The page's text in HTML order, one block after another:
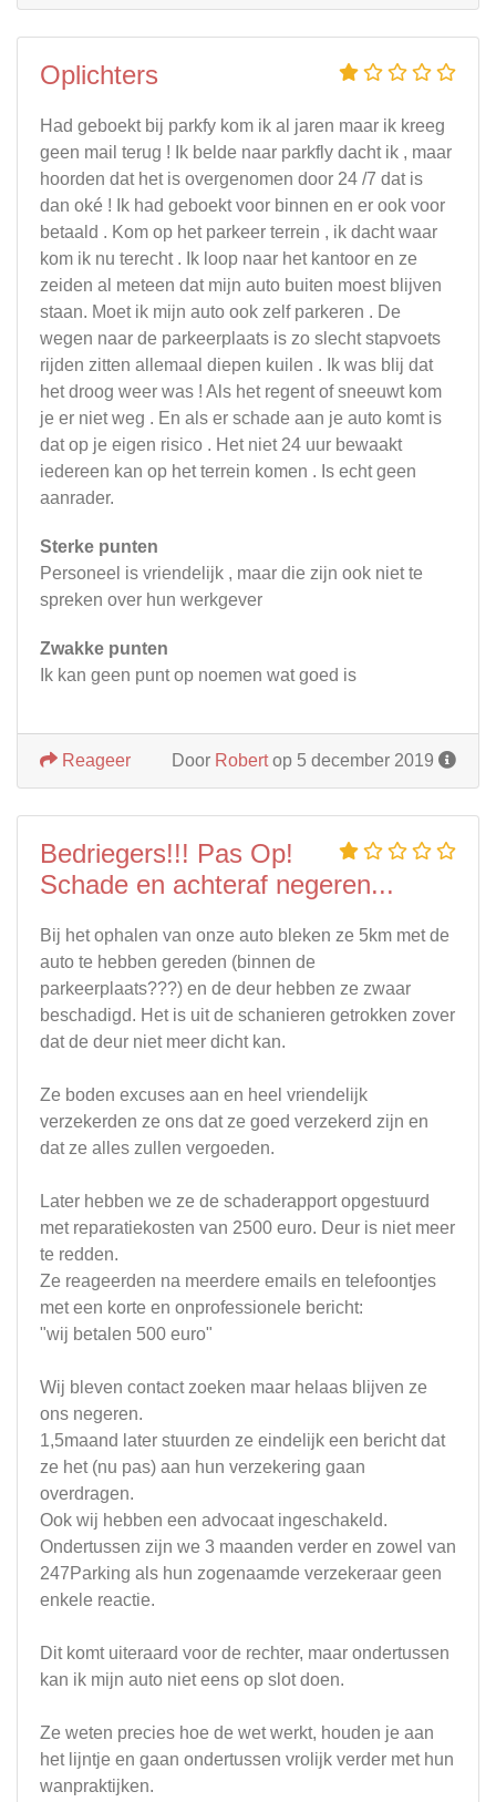
Oplichters
Had geboekt bij parkfy kom ik al jaren maar ik kreeg
geen mail terug ! Ik belde naar parkfly dacht ik , maar
hoorden dat het is overgenomen door 24 /7 dat is
dan oké ! Ik had geboekt voor binnen en er ook voor
betaald . Kom op het parkeer terrein , ik dacht waar
kom ik nu terecht . Ik loop naar het kantoor en ze
zeiden al meteen dat mijn auto buiten moest blijven
staan. Moet ik mijn auto ook zelf parkeren . De
wegen naar de parkeerplaats is zo slecht stapvoets
rijden zitten allemaal diepen kuilen . Ik was blij dat
het droog weer was ! Als het regent of sneeuwt kom
je er niet weg . En als er schade aan je auto komt is
dat op je eigen risico . Het niet 24 uur bewaakt
iedereen kan op het terrein komen . Is echt geen
aanrader.
Sterke punten
Personeel is vriendelijk , maar die zijn ook niet te
spreken over hun werkgever
Zwakke punten
Ik kan geen punt op noemen wat goed is
Door Robertop 5 december 2019
Reageer
Bedriegers!!! Pas Op!
Schade en achteraf negeren...
Bij het ophalen van onze auto bleken ze 5km met de
auto te hebben gereden (binnen de
parkeerplaats???) en de deur hebben ze zwaar
beschadigd. Het is uit de schanieren getrokken zover
dat de deur niet meer dicht kan.
Ze boden excuses aan en heel vriendelijk
verzekerden ze ons dat ze goed verzekerd zijn en
dat ze alles zullen vergoeden.
Later hebben we ze de schaderapport opgestuurd
met reparatiekosten van 2500 euro. Deur is niet meer
te redden.
Ze reageerden na meerdere emails en telefoontjes
met een korte en onprofessionele bericht:
"wij betalen 500 euro"
Wij bleven contact zoeken maar helaas blijven ze
ons negeren.
1,5maand later stuurden ze eindelijk een bericht dat
ze het (nu pas) aan hun verzekering gaan
overdragen.
Ook wij hebben een advocaat ingeschakeld.
Ondertussen zijn we 3 maanden verder en zowel van
247Parking als hun zogenaamde verzekeraar geen
enkele reactie.
Dit komt uiteraard voor de rechter, maar ondertussen
kan ik mijn auto niet eens op slot doen.
Ze weten precies hoe de wet werkt, houden je aan
het lijntje en gaan ondertussen vrolijk verder met hun
wanpraktijken.